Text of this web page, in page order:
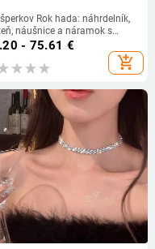
Rok hada: náhrdelník,
náušnice a náramok s
dizajnom z medi;
zliatiny; reťaz štandardná;
leto 2025
- 75.61 €
add_shopping_cart